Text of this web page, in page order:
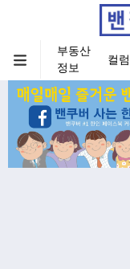
부동산
정보
컬럼